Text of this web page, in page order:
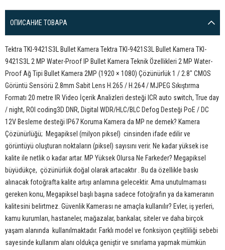
ОПИСАНИЕ ТОВАРА
Tektra TKI-9421S3L Bullet Kamera Tektra TKI-9421S3L Bullet Kamera TKI-
9421S3L 2 MP Water-Proof IP Bullet Kamera Teknik Özellikleri 2 MP Water-
Proof Ağ Tipi Bullet Kamera 2MP (1920 × 1080) Çözünürlük 1 / 2.8″ CMOS
Görüntü Sensörü 2.8mm Sabit Lens H.265 / H.264 / MJPEG Sıkıştırma
Formatı 20 metre IR Video İçerik Analizleri desteği ICR auto switch, True day
/ night, ROI coding3D DNR, Digital WDR/HLC/BLC Defog Desteği PoE / DC
12V Besleme desteği IP67 Koruma Kamera da MP ne demek? Kamera
Çözünürlüğü; Megapiksel (milyon piksel) cinsinden ifade edilir ve
görüntüyü oluşturan noktaların (piksel) sayısını verir. Ne kadar yüksek ise
kalite ile netlik o kadar artar. MP Yüksek Olursa Ne Farkeder? Megapiksel
büyüdükçe, çözünürlük doğal olarak artacaktır . Bu da özellikle baskı
alınacak fotoğrafta kalite artışı anlamına gelecektir. Ama unutulmaması
gereken konu, Megapiksel başlı başına sadece fotoğrafın ya da kameranın
kalitesini belirtmez. Güvenlik Kamerası ne amaçla kullanılır? Evler, iş yerleri,
kamu kurumları, hastaneler, mağazalar, bankalar, siteler ve daha birçok
yaşam alanında kullanılmaktadır. Farklı model ve fonksiyon çeşitliliği sebebi
sayesinde kullanım alanı oldukça geniştir ve sınırlama yapmak mümkün